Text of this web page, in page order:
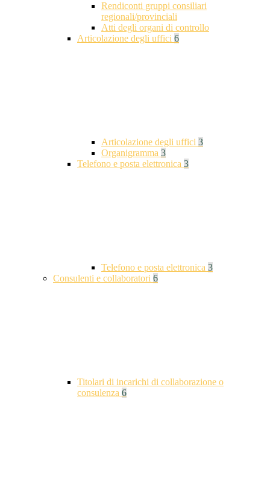
Rendiconti gruppi consiliari
regionali/provinciali
Atti degli organi di controllo
Articolazione degli uffici 6
Articolazione degli uffici 3
Organigramma 3
Telefono e posta elettronica 3
Telefono e posta elettronica 3
Consulenti e collaboratori 6
Titolari di incarichi di collaborazione o
consulenza 6